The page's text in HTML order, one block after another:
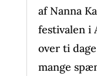
af Nanna
festivalen i
over ti
mange